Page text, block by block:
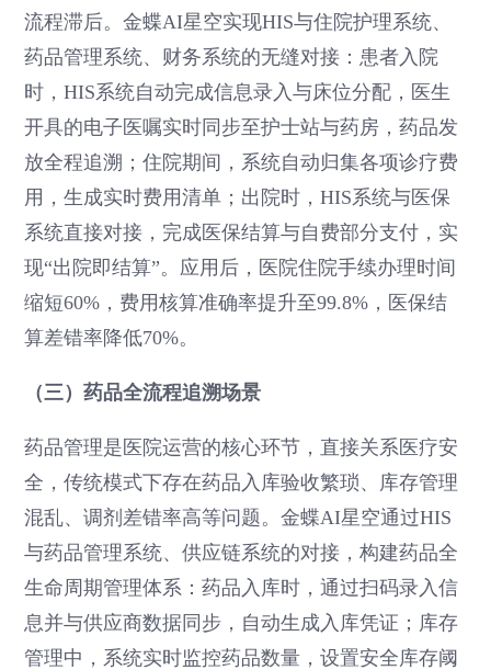
流程滞后。金蝶AI星空实现HIS与住院护理系统、
药品管理系统、财务系统的无缝对接：患者入院
时，HIS系统自动完成信息录入与床位分配，医生
开具的电子医嘱实时同步至护士站与药房，药品发
放全程追溯；住院期间，系统自动归集各项诊疗费
用，生成实时费用清单；出院时，HIS系统与医保
系统直接对接，完成医保结算与自费部分支付，实
现“出院即结算”。应用后，医院住院手续办理时间
缩短60%，费用核算准确率提升至99.8%，医保结
算差错率降低70%。
（三）药品全流程追溯场景
药品管理是医院运营的核心环节，直接关系医疗安
全，传统模式下存在药品入库验收繁琐、库存管理
混乱、调剂差错率高等问题。金蝶AI星空通过HIS
与药品管理系统、供应链系统的对接，构建药品全
生命周期管理体系：药品入库时，通过扫码录入信
息并与供应商数据同步，自动生成入库凭证；库存
管理中，系统实时监控药品数量，设置安全库存阈